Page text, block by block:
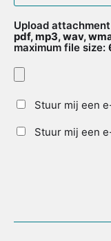
Upload attachment
pdf, mp3, wav,
maximum file size:
Stuur mij een
Stuur mij een